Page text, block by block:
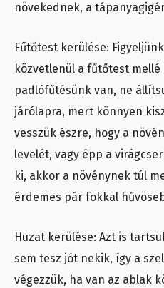
növekednek, a
Fűtőtest kerülése:
közvetlenül a fűtőtest
padlófűtésünk van, ne
járólapra, mert könnyen
vesszük észre, hogy a
levelét, vagy épp a
ki, akkor a növénynek túl
érdemes pár fokkal
Huzat kerülése: Azt is
sem tesz jót nekik, így a
végezzük, ha van az ablak